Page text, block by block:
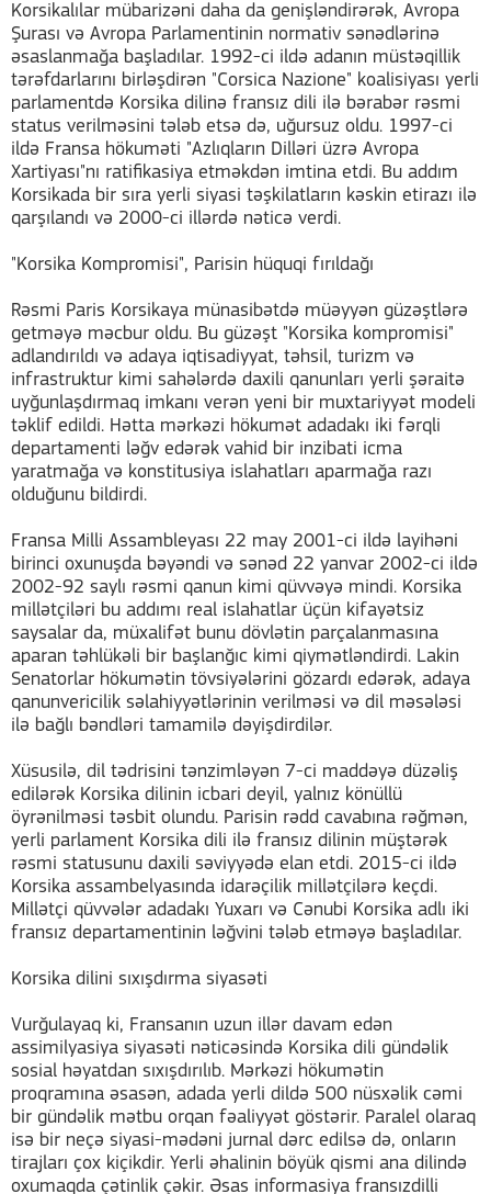
Korsikalılar mübarizəni daha da genişləndirərək, Avropa
Şurası və Avropa Parlamentinin normativ sənədlərinə
əsaslanmağa başladılar. 1992-ci ildə adanın müstəqillik
tərəfdarlarını birləşdirən "Corsica Nazione" koalisiyası yerli
parlamentdə Korsika dilinə fransız dili ilə bərabər rəsmi
status verilməsini tələb etsə də, uğursuz oldu. 1997-ci
ildə Fransa hökuməti "Azlıqların Dilləri üzrə Avropa
Xartiyası"nı ratifikasiya etməkdən imtina etdi. Bu addım
Korsikada bir sıra yerli siyasi təşkilatların kəskin etirazı ilə
qarşılandı və 2000-ci illərdə nəticə verdi.
"Korsika Kompromisi", Parisin hüquqi fırıldağı
Rəsmi Paris Korsikaya münasibətdə müəyyən güzəştlərə
getməyə məcbur oldu. Bu güzəşt "Korsika kompromisi"
adlandırıldı və adaya iqtisadiyyat, təhsil, turizm və
infrastruktur kimi sahələrdə daxili qanunları yerli şəraitə
uyğunlaşdırmaq imkanı verən yeni bir muxtariyyət modeli
təklif edildi. Hətta mərkəzi hökumət adadakı iki fərqli
departamenti ləğv edərək vahid bir inzibati icma
yaratmağa və konstitusiya islahatları aparmağa razı
olduğunu bildirdi.
Fransa Milli Assambleyası 22 may 2001-ci ildə layihəni
birinci oxunuşda bəyəndi və sənəd 22 yanvar 2002-ci ildə
2002-92 saylı rəsmi qanun kimi qüvvəyə mindi. Korsika
millətçiləri bu addımı real islahatlar üçün kifayətsiz
saysalar da, müxalifət bunu dövlətin parçalanmasına
aparan təhlükəli bir başlanğıc kimi qiymətləndirdi. Lakin
Senatorlar hökumətin tövsiyələrini gözardı edərək, adaya
qanunvericilik səlahiyyətlərinin verilməsi və dil məsələsi
ilə bağlı bəndləri tamamilə dəyişdirdilər.
Xüsusilə, dil tədrisini tənzimləyən 7-ci maddəyə düzəliş
edilərək Korsika dilinin icbari deyil, yalnız könüllü
öyrənilməsi təsbit olundu. Parisin rədd cavabına rəğmən,
yerli parlament Korsika dili ilə fransız dilinin müştərək
rəsmi statusunu daxili səviyyədə elan etdi. 2015-ci ildə
Korsika assambelyasında idarəçilik millətçilərə keçdi.
Millətçi qüvvələr adadakı Yuxarı və Cənubi Korsika adlı iki
fransız departamentinin ləğvini tələb etməyə başladılar.
Korsika dilini sıxışdırma siyasəti
Vurğulayaq ki, Fransanın uzun illər davam edən
assimilyasiya siyasəti nəticəsində Korsika dili gündəlik
sosial həyatdan sıxışdırılıb. Mərkəzi hökumətin
proqramına əsasən, adada yerli dildə 500 nüsxəlik cəmi
bir gündəlik mətbu orqan fəaliyyət göstərir. Paralel olaraq
isə bir neçə siyasi-mədəni jurnal dərc edilsə də, onların
tirajları çox kiçikdir. Yerli əhalinin böyük qismi ana dilində
oxumaqda çətinlik çəkir. Əsas informasiya fransızdilli